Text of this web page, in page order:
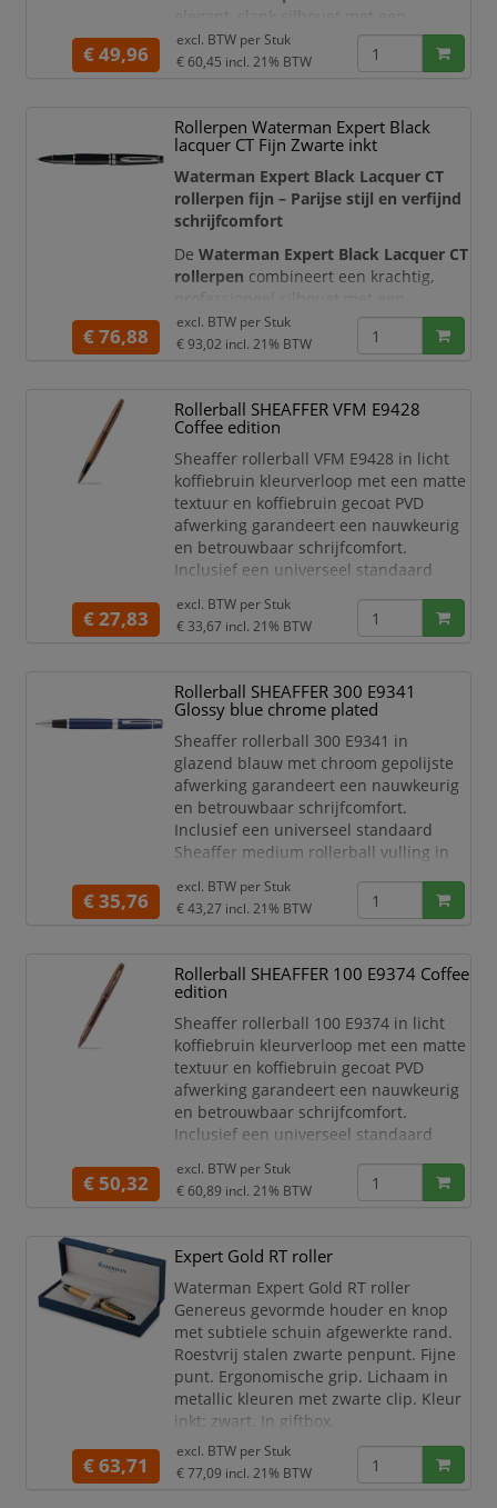
verfijnde geborstelde roestvrijstalen
afwerking. De goudkleurige clip,
tijdloze ontwerp en de hoogwaardige
afwerking is deze rollerpen een
stijlvolle keuze voor dagelijks
€ 49,96
excl. BTW per Stuk
€ 60,45 incl. 21% BTW
Rollerpen Waterman Expert Black
lacquer CT Fijn Zwarte inkt
Waterman Expert Black Lacquer CT
rollerpen fijn – Parijse stijl en verfijnd
schrijfcomfort
DeWaterman Expert Black Lacquer CT
rollerpen combineert een krachtig,
professioneel silhouet met een
diepzwarte glanzende lak en elegante
palladiumkleurige details. De
merknaam en de hoogwaardige
afwerking geven deze luxe rollerpen
een representatieve uitstraling.
Daarmee is de pen bijzon
€ 76,88
excl. BTW per Stuk
€ 93,02 incl. 21% BTW
Rollerball SHEAFFER VFM E9428
Coffee edition
Sheaffer rollerball VFM E9428 in licht
koffiebruin kleurverloop met een matte
textuur en koffiebruin gecoat PVD
afwerking garandeert een nauwkeurig
en betrouwbaar schrijfcomfort.
Inclusief een universeel standaard
zwart met een roestvrijstalen punt en
keramische bal. De populaire Sheaffer
moderne, taps toelopende silhouet en
is een combinatie van moderne
elegantie en de ho
€ 27,83
excl. BTW per Stuk
€ 33,67 incl. 21% BTW
Rollerball SHEAFFER 300 E9341
Glossy blue chrome plated
Sheaffer rollerball 300 E9341 in
glazend blauw met chroom gepolijste
afwerking garandeert een nauwkeurig
en betrouwbaar schrijfcomfort.
Inclusief een universeel standaard
Sheaffer medium rollerball vulling in
keramische bal. De Sheaffer rollerball
300 met iconische clip met sleuf maakt
indrukwekkend, gestructureerd profiel
en uitmuntende schrijfprestaties en
€ 35,76
excl. BTW per Stuk
€ 43,27 incl. 21% BTW
Rollerball SHEAFFER 100 E9374 Coffee
edition
Sheaffer rollerball 100 E9374 in licht
koffiebruin kleurverloop met een matte
textuur en koffiebruin gecoat PVD
afwerking garandeert een nauwkeurig
en betrouwbaar schrijfcomfort.
Inclusief een universeel standaard
zwart met een roestvrijstalen punt en
keramische bal. De populaire Sheaffer
ontwerp en de subtiel uitgesneden
clip, is een betaalbare manier om de
schrijfervaring naa
€ 50,32
excl. BTW per Stuk
€ 60,89 incl. 21% BTW
Expert Gold RT roller
Waterman Expert Gold RT roller
Genereus gevormde houder en knop
met subtiele schuin afgewerkte rand.
Roestvrij stalen zwarte penpunt. Fijne
punt. Ergonomische grip. Lichaam in
metallic kleuren met zwarte clip. Kleur
inkt: zwart. In giftbox.
gold RT
€ 63,71
excl. BTW per Stuk
€ 77,09 incl. 21% BTW